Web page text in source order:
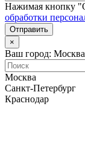
Нажимая кнопку
обработки
Отправить
×
Ваш город: Москва
Москва
Санкт-Петербург
Краснодар